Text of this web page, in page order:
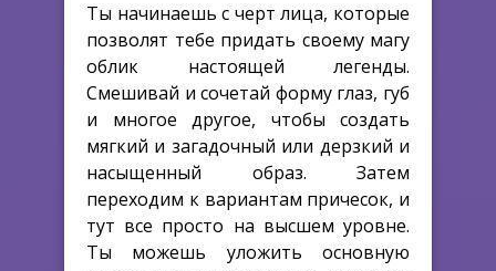
Ты начинаешь с черт лица, которые
позволят тебе придать своему магу
облик настоящей легенды.
Смешивай и сочетай форму глаз, губ
и многое другое, чтобы создать
мягкий и загадочный или дерзкий и
насыщенный образ. Затем
переходим к вариантам причесок, и
тут все просто на высшем уровне.
Ты можешь уложить основную